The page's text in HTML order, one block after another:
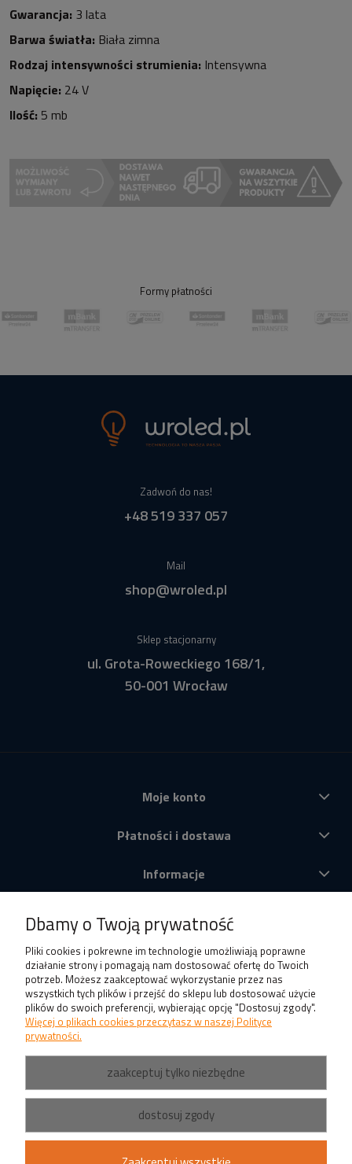
Gwarancja: 3 lata
Barwa światła: Biała zimna
Rodzaj intensywności strumienia: Intensywna
Napięcie: 24 V
Ilość: 5 mb
Formy płatności
Zadwoń do nas!
+48 519 337 057
Mail
shop@wroled.pl
Sklep stacjonarny
ul. Grota-Roweckiego 168/1,
50-001 Wrocław
Moje konto
Płatności i dostawa
Informacje
Produkty
Dbamy o Twoją prywatność
Pliki cookies i pokrewne im technologie umożliwiają poprawne
działanie strony i pomagają nam dostosować ofertę do Twoich
potrzeb. Możesz zaakceptować wykorzystanie przez nas
wszystkich tych plików i przejść do sklepu lub dostosować użycie
plików do swoich preferencji, wybierając opcję "Dostosuj zgody".
Więcej o plikach cookies przeczytasz w naszej Polityce
prywatności.
zaakceptuj tylko niezbędne
dostosuj zgody